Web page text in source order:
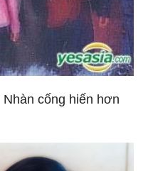
Nhàn cống hiến hơn